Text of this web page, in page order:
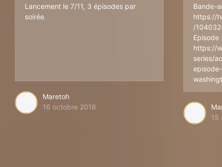
Lancement le 7/11, 3 épisodes par
soirée.
Maretoh
16 octobre 2018
Bande-
https://
/
Episode
https://
series/
15